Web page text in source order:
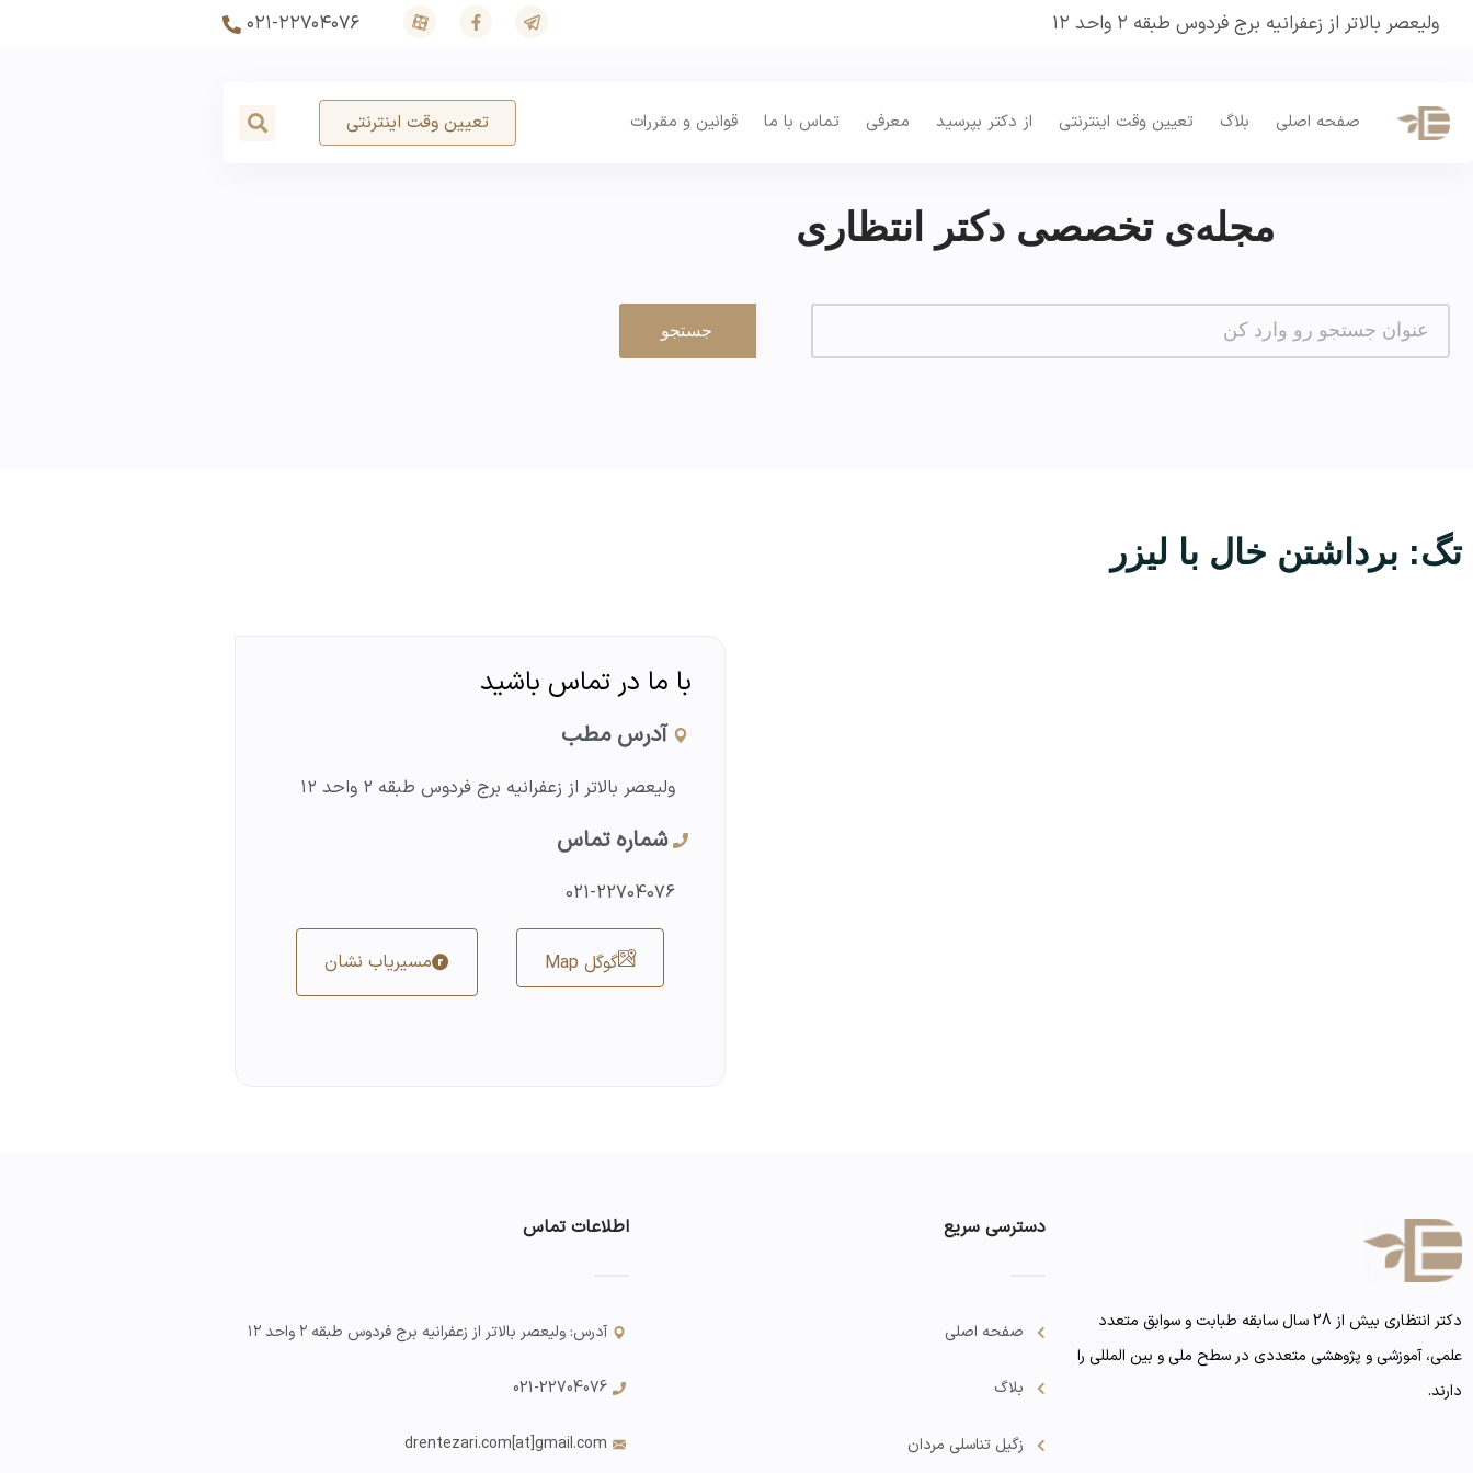
ولیعصر بالاتر از زعفرانیه برج فردوس طبقه ۲ واحد ۱۲ ۰۲۱-۲۲۷۰۴۰۷۶
صفحه اصلی بلاگ تعیین وقت اینترنتی از دکتر بپرسید معرفی تماس با ما قوانین و مقررات تعیین وقت اینترنتی
مجله‌ی تخصصی دکتر انتظاری
تگ: برداشتن خال با لیزر
با ما در تماس باشید
آدرس مطب
ولیعصر بالاتر از زعفرانیه برج فردوس طبقه ۲ واحد ۱۲
شماره تماس
021-22704076
گوگل Map مسیریاب نشان
دکتر انتظاری بیش از 28 سال سابقه طبابت و سوابق متعدد
علمی، آموزشی و پژوهشی متعددی در سطح ملی و بین المللی را
دارند.
دسترسی سریع
صفحه اصلی
بلاگ
زگیل تناسلی مردان
اطلاعات تماس
آدرس: ولیعصر بالاتر از زعفرانیه برج فردوس طبقه ۲ واحد ۱۲
021-22704076
drentezari.com[at]gmail.com